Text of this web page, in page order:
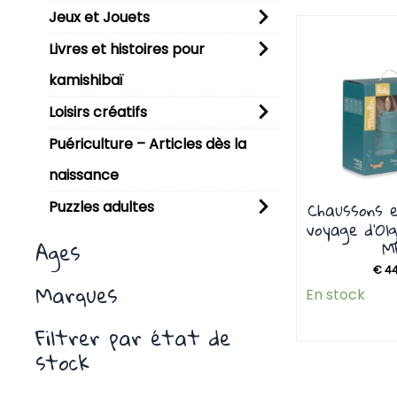
Jeux et Jouets
Livres et histoires pour
kamishibaï
Loisirs créatifs
Puériculture – Articles dès la
naissance
Puzzles adultes
Ages
Marques
Filtrer par état de
stock
Chaussons
voyage
€
En stock